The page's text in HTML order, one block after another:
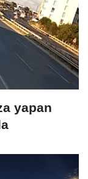
yapan